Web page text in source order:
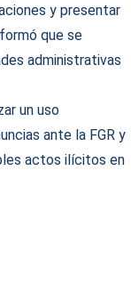
y presentar
que se
administrativas
un uso
ante la FGR y
actos ilícitos en